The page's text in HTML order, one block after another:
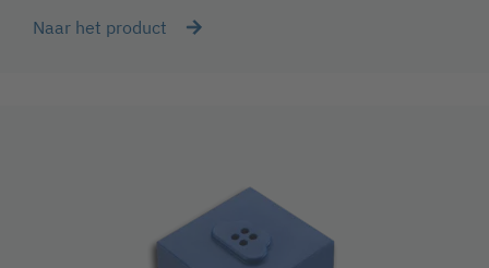
Naar het product